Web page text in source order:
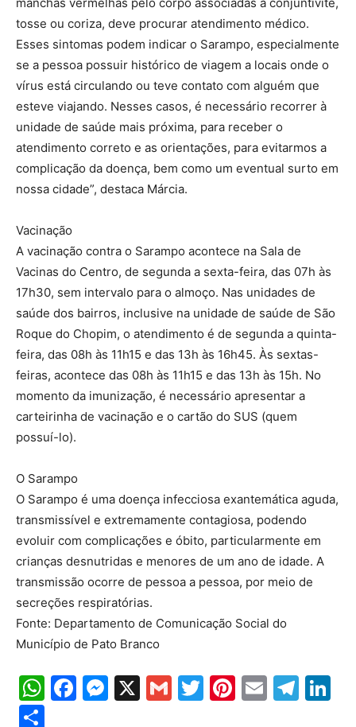
tosse ou coriza, deve procurar atendimento médico.
Esses sintomas podem indicar o Sarampo, especialmente
se a pessoa possuir histórico de viagem a locais onde o
vírus está circulando ou teve contato com alguém que
esteve viajando. Nesses casos, é necessário recorrer à
unidade de saúde mais próxima, para receber o
atendimento correto e as orientações, para evitarmos a
complicação da doença, bem como um eventual surto em
nossa cidade”, destaca Márcia.
Vacinação
A vacinação contra o Sarampo acontece na Sala de
Vacinas do Centro, de segunda a sexta-feira, das 07h às
17h30, sem intervalo para o almoço. Nas unidades de
saúde dos bairros, inclusive na unidade de saúde de São
Roque do Chopim, o atendimento é de segunda a quinta-
feira, das 08h às 11h15 e das 13h às 16h45. Às sextas-
feiras, acontece das 08h às 11h15 e das 13h às 15h. No
momento da imunização, é necessário apresentar a
carteirinha de vacinação e o cartão do SUS (quem
possuí-lo).
O Sarampo
O Sarampo é uma doença infecciosa exantemática aguda,
transmissível e extremamente contagiosa, podendo
evoluir com complicações e óbito, particularmente em
crianças desnutridas e menores de um ano de idade. A
transmissão ocorre de pessoa a pessoa, por meio de
secreções respiratórias.
Fonte: Departamento de Comunicação Social do
Município de Pato Branco
WhatsApp
Facebook
Messenger
X GmailTwitter
Pinterest
Email